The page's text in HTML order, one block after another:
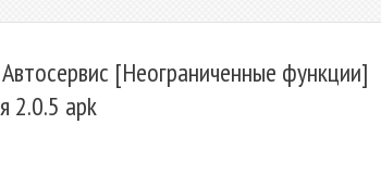
[Неограниченные функции]
2.0.5 apk